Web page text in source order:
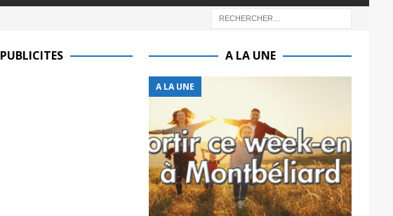
PUBLICITES A LA UNE
A LA UNE